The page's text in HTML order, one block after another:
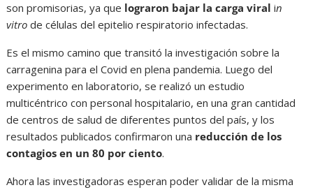
son promisorias, ya que lograron bajar la carga viral in
vitro de células del epitelio respiratorio infectadas.
Es el mismo camino que transitó la investigación sobre la
carragenina para el Covid en plena pandemia. Luego del
experimento en laboratorio, se realizó un estudio
multicéntrico con personal hospitalario, en una gran cantidad
de centros de salud de diferentes puntos del país, y los
resultados publicados confirmaron una reducción de los
contagios en un 80 por ciento.
Ahora las investigadoras esperan poder validar de la misma